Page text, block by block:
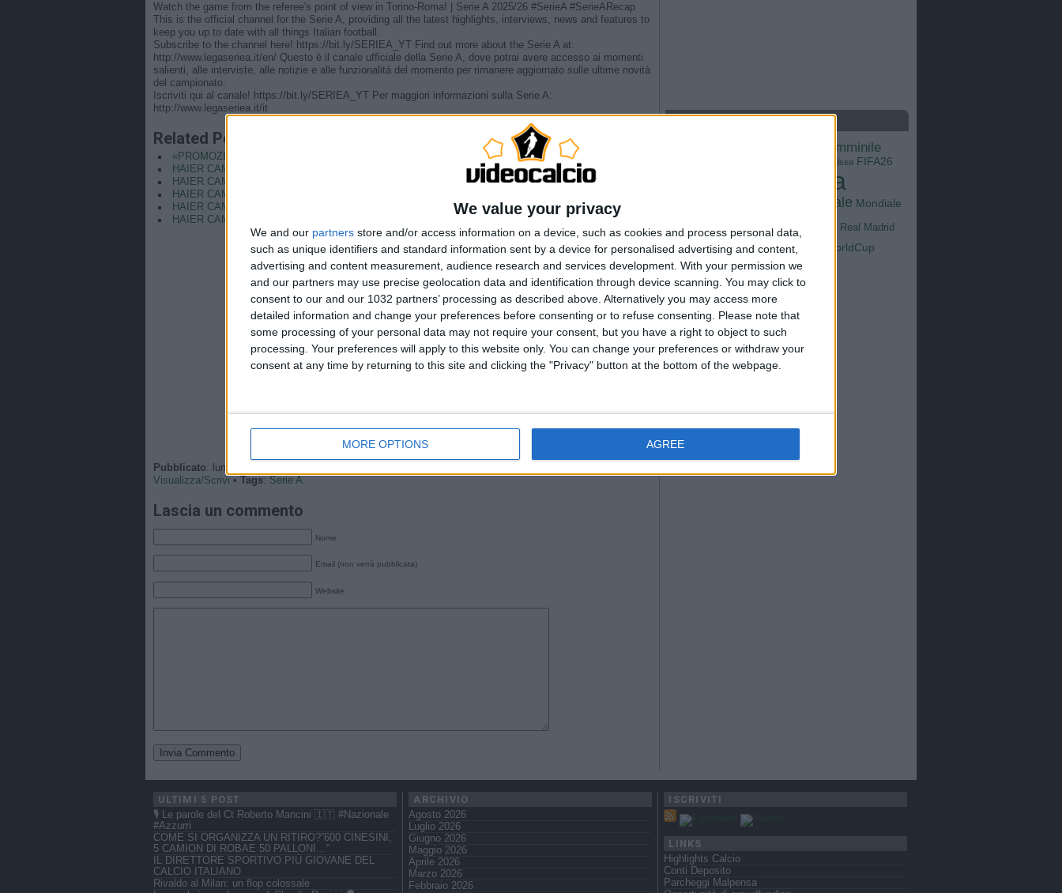
We value your privacy
We and our partners store and/or access information on a device, such as cookies and process personal data,
such as unique identifiers and standard information sent by a device for personalised advertising and content,
advertising and content measurement, audience research and services development. With your permission we
and our partners may use precise geolocation data and identification through device scanning. You may click to
consent to our and our 1032 partners’ processing as described above. Alternatively you may access more
detailed information and change your preferences before consenting or to refuse consenting.
Please note that
some processing of your personal data may not require your consent, but you have a right to object to such
processing. Your preferences will apply to this website only. You can change your preferences or withdraw your
consent at any time by returning to this site and clicking the "Privacy" button at the bottom of the webpage.
MORE OPTIONS AGREE
Watch the game from the referee's point of view in Torino-Roma! | Serie A 2025/26 #SerieA #SerieARecap
This is the official channel for the Serie A, providing all the latest highlights, interviews, news and features to
keep you up to date with all things Italian football.
Subscribe to the channel here! https://bit.ly/SERIEA_YT Find out more about the Serie A at:
http://www.legaseriea.it/en/ Questo è il canale ufficiale della Serie A, dove potrai avere accesso ai momenti
salienti, alle interviste, alle notizie e alle funzionalità del momento per rimanere aggiornato sulle ultime novità
del campionato.
Iscriviti qui al canale! https://bit.ly/SERIEA_YT Per maggiori informazioni sulla Serie A:
http://www.legaseriea.it/it
Related Posts
«PROMOZIONE IN SERIE A? STANOTTE NON HO DORMITO NIENTE!»
HAIER CAM | REF CAM POV: You Are The Referee in Lazio-Pisa
HAIER CAM | REF CAM POV: You Are The Referee in Torino-Juventus
HAIER CAM | REF CAM POV: You Are The Referee in Cremonese-Como
HAIER CAM | REF CAM POV: You Are The Referee in Bologna-Inter
HAIER CAM | REF CAM POV: You Are The Referee in Lecce-Genoa
--- Pubblicità ---
--- Pubblicità ---
Pubblicato: lunedì, 19 Gennaio 2026 - 16:00 da Istvan in
Visualizza/Scrivi • Tags: Serie A.
Lascia un commento
Nome
Email (non verrà pubblicata)
Website
TAGS
calcio femminile
Chelsea FIFA26
Italia
Mondiale Mondiale
2026
Nazionale Real Madrid
Roma Sampdoria Serie A
WorldCup
WorldCup2026
ULTIMI 5 POST
🎙️ Le parole del Ct Roberto Mancini 🇮🇹 #Nazionale
#Azzurri
COME SI ORGANIZZA UN RITIRO?”600 CINESINI,
5 CAMION DI ROBAE 50 PALLONI…”
IL DIRETTORE SPORTIVO PIÙ GIOVANE DEL
CALCIO ITALIANO
Rivaldo al Milan: un flop colossale
ARCHIVIO
Agosto 2026
Luglio 2026
Giugno 2026
Maggio 2026
Aprile 2026
Marzo 2026
Febbraio 2026
ISCRIVITI
LINKS
Highlights Calcio
Conti Deposito
Parcheggi Malpensa